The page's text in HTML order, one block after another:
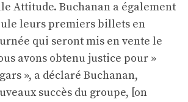
Attitude. Buchanan a également
leurs premiers billets en
qui seront mis en vente le
avons obtenu justice pour »
», a déclaré Buchanan,
succès du groupe, [on